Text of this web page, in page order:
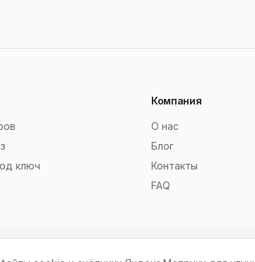
ключ
Компания
О нас
Блог
Контакты
FAQ